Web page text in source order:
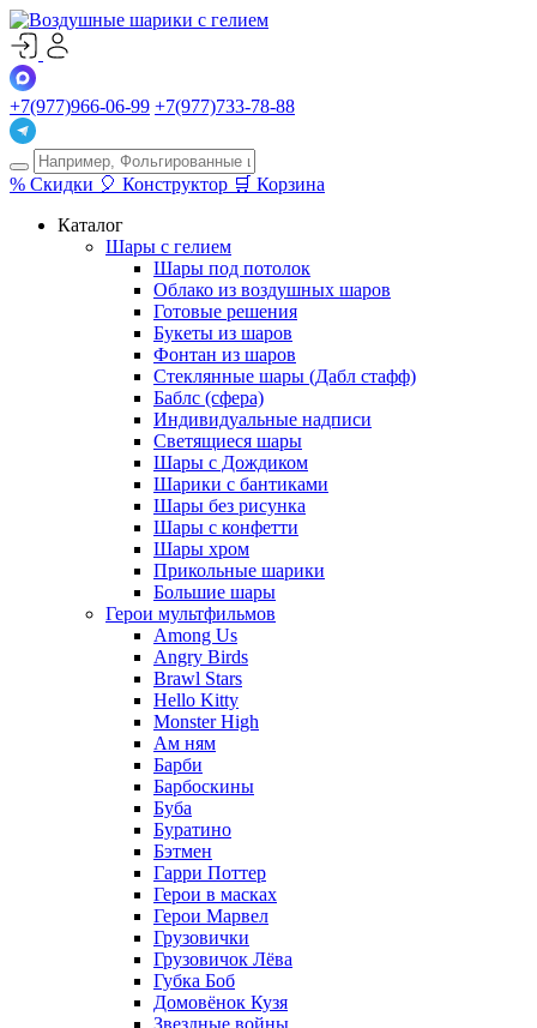
+7(977)966-06-99 +7(977)733-78-88
% Скидки 🎈 Конструктор 🛒 Корзина
Каталог
Шары с гелием
Шары под потолок
Облако из воздушных шаров
Готовые решения
Букеты из шаров
Фонтан из шаров
Стеклянные шары (Дабл стафф)
Баблс (сфера)
Индивидуальные надписи
Светящиеся шары
Шары с Дождиком
Шарики с бантиками
Шары без рисунка
Шары с конфетти
Шары хром
Прикольные шарики
Большие шары
Герои мультфильмов
Among Us
Angry Birds
Brawl Stars
Hello Kitty
Monster High
Ам ням
Барби
Барбоскины
Буба
Буратино
Бэтмен
Гарри Поттер
Герои в масках
Герои Марвел
Грузовички
Грузовичок Лёва
Губка Боб
Домовёнок Кузя
Звездные войны